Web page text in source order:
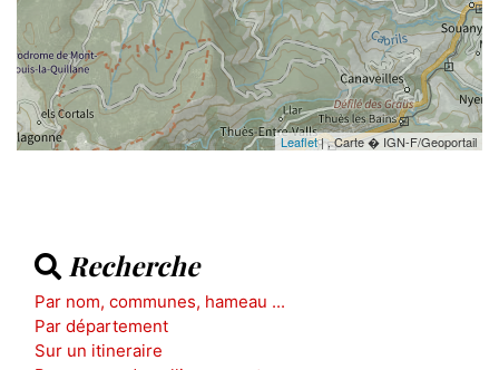
Leaflet| , Carte � IGN-F/Geoportail
Recherche
Par nom, communes, hameau ...
Par département
Sur un itineraire